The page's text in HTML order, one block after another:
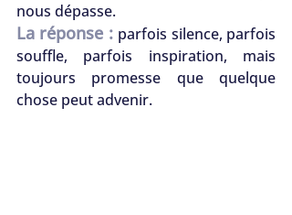
nous dépasse.
La réponse : parfois silence, parfois
souffle, parfois inspiration, mais
toujours promesse que quelque
chose peut advenir.